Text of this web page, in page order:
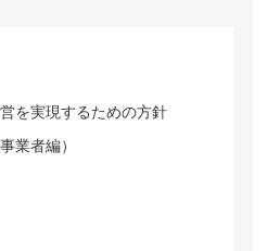
を実現するための方針
業者編）